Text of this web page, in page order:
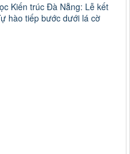
Kiến trúc Đà Nẵng: Lễ kết
hào tiếp bước dưới lá cờ